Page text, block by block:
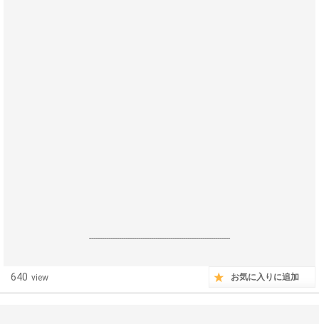
------------------------------------------------------------------
640 view お気に入りに追加